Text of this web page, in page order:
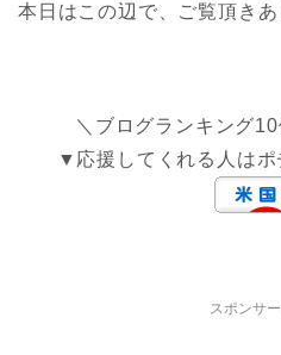
本日はこの辺で、ご覧頂きあ
＼ブログランキング
▼応援してくれる人は
スポンサ